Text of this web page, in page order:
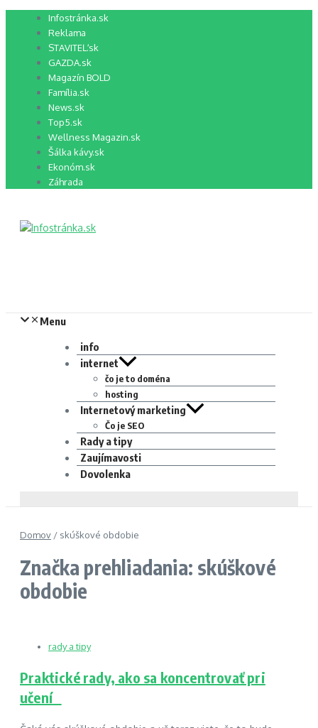
Preskočiť Infostránka.sk
Reklama
STAVITEĽ.sk
GAZDA.sk
Magazín BOLD
Família.sk
News.sk
Top5.sk
Wellness Magazin.sk
Šálka kávy.sk
Ekonóm.sk
Záhrada
Menu
info
internet
čo je to doména
hosting
Internetový marketing
Čo je SEO
Rady a tipy
Zaujímavosti
Dovolenka
Domov / skúškové obdobie
Značka prehliadania: skúškové
obdobie
rady a tipy
Praktické rady, ako sa koncentrovať pri
učení